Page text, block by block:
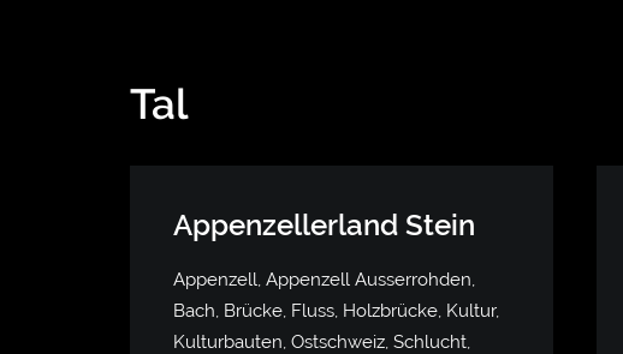
Tal
Appenzellerland Stein
Appenzell, Appenzell Ausserrohden,
Bach, Brücke, Fluss, Holzbrücke, Kultur,
Kulturbauten, Ostschweiz, Schlucht,